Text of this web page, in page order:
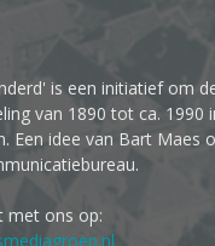
is een initiatief om
van 1890 tot ca. 1990
Een idee van Bart Maes
met ons op: